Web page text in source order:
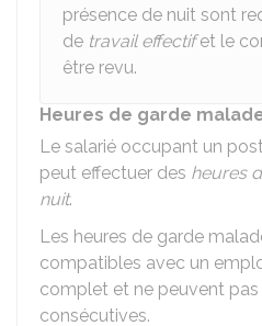
présence de nuit sont
de travail effectifet le
être revu.
Heures de garde
Le salarié occupant un
peut effectuer des heures
nuit.
Les heures de garde
compatibles avec un
complet et ne peuvent pas
consécutives.